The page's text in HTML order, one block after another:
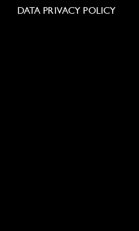
DATA PRIVACY POLICY